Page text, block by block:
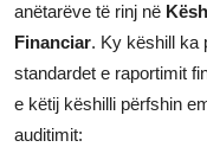
anëtarëve të rinj në
Financiar. Ky këshill ka
standardet e raportimit
e këtij këshilli përfshin
auditimit: